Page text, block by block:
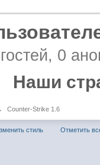
0
Наши
Counter-Strike 1.6
стиль Отметить